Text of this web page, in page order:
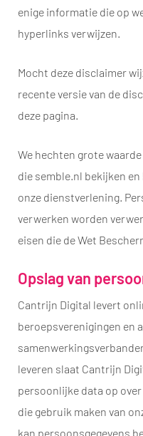
enige informatie die op
hyperlinks verwijzen.
Mocht deze disclaimer
recente versie van de
deze pagina.
We hechten grote
die semble.nl bekijken
onze dienstverlening.
verwerken worden
eisen die de Wet
Opslag van
Cantrijn Digital levert
beroepsverenigingen en
leveren slaat Cantrijn
persoonlijke data op
die gebruik maken van
kan persoonsgegevens